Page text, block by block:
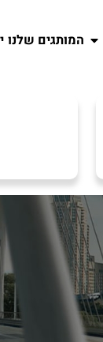
המותגים שלנו